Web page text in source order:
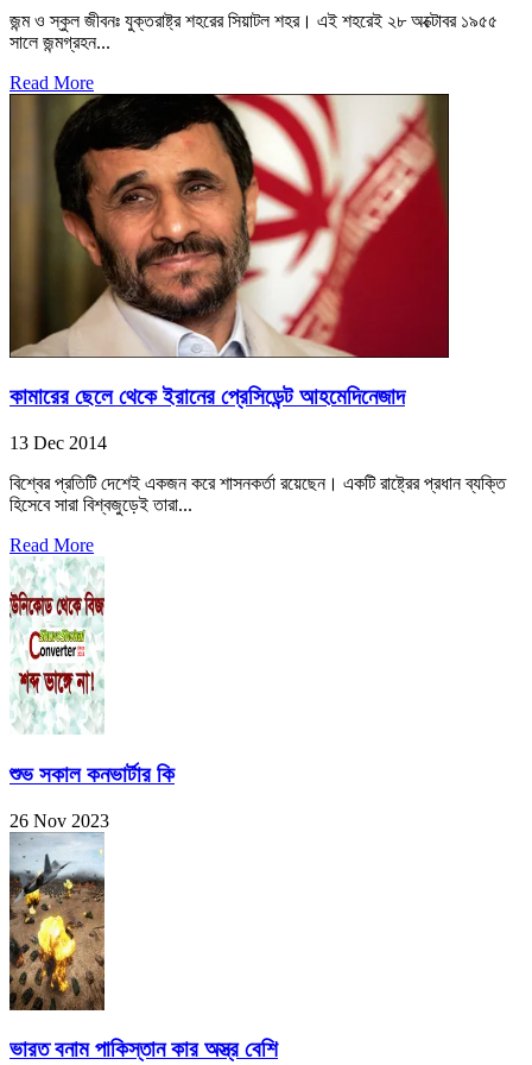
জন্ম ও স্কুল জীবনঃ যুক্তরাষ্ট্র শহরের সিয়াটল শহর। এই শহরেই ২৮ অক্টোবর ১৯৫৫
সালে জন্মগ্রহন...
Read More
কামারের ছেলে থেকে ইরানের প্রেসিডেন্ট আহমেদিনেজাদ
13 Dec 2014
বিশ্বের প্রতিটি দেশেই একজন করে শাসনকর্তা রয়েছেন। একটি রাষ্ট্রের প্রধান ব্যক্তি
হিসেবে সারা বিশ্বজুড়েই তারা...
Read More
শুভ সকাল কনভার্টার কি
26 Nov 2023
ভারত বনাম পাকিস্তান কার অস্ত্র বেশি